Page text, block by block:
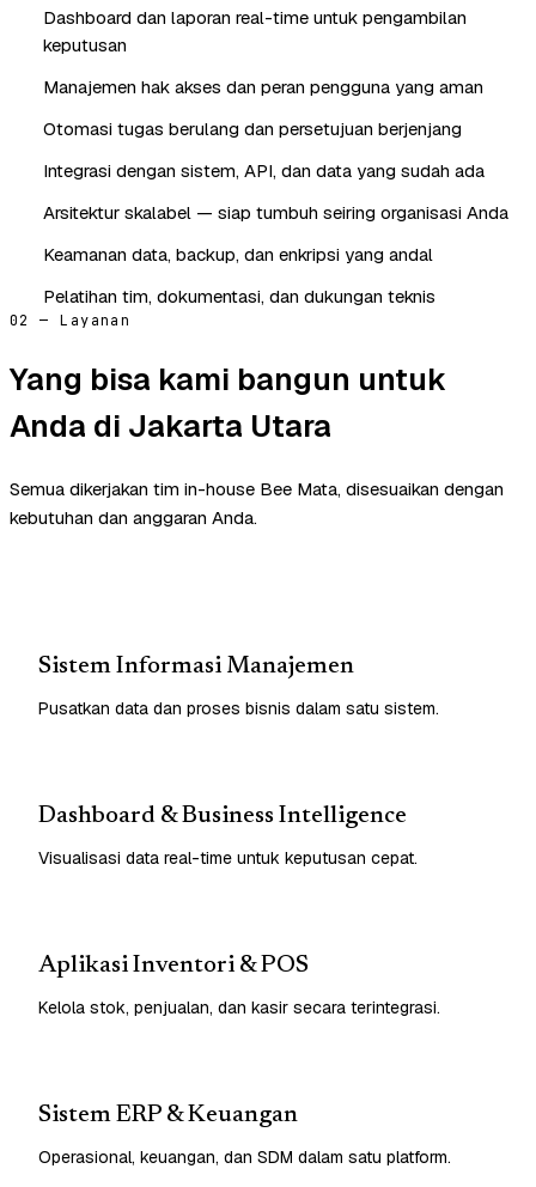
Dashboard dan laporan real-time untuk pengambilan
keputusan
Manajemen hak akses dan peran pengguna yang aman
Otomasi tugas berulang dan persetujuan berjenjang
Integrasi dengan sistem, API, dan data yang sudah ada
Arsitektur skalabel — siap tumbuh seiring organisasi Anda
Keamanan data, backup, dan enkripsi yang andal
Pelatihan tim, dokumentasi, dan dukungan teknis
02 — Layanan
Yang bisa kami bangun untuk
Anda di Jakarta Utara
Semua dikerjakan tim in-house Bee Mata, disesuaikan dengan
kebutuhan dan anggaran Anda.
Sistem Informasi Manajemen
Pusatkan data dan proses bisnis dalam satu sistem.
Dashboard & Business Intelligence
Visualisasi data real-time untuk keputusan cepat.
Aplikasi Inventori & POS
Kelola stok, penjualan, dan kasir secara terintegrasi.
Sistem ERP & Keuangan
Operasional, keuangan, dan SDM dalam satu platform.